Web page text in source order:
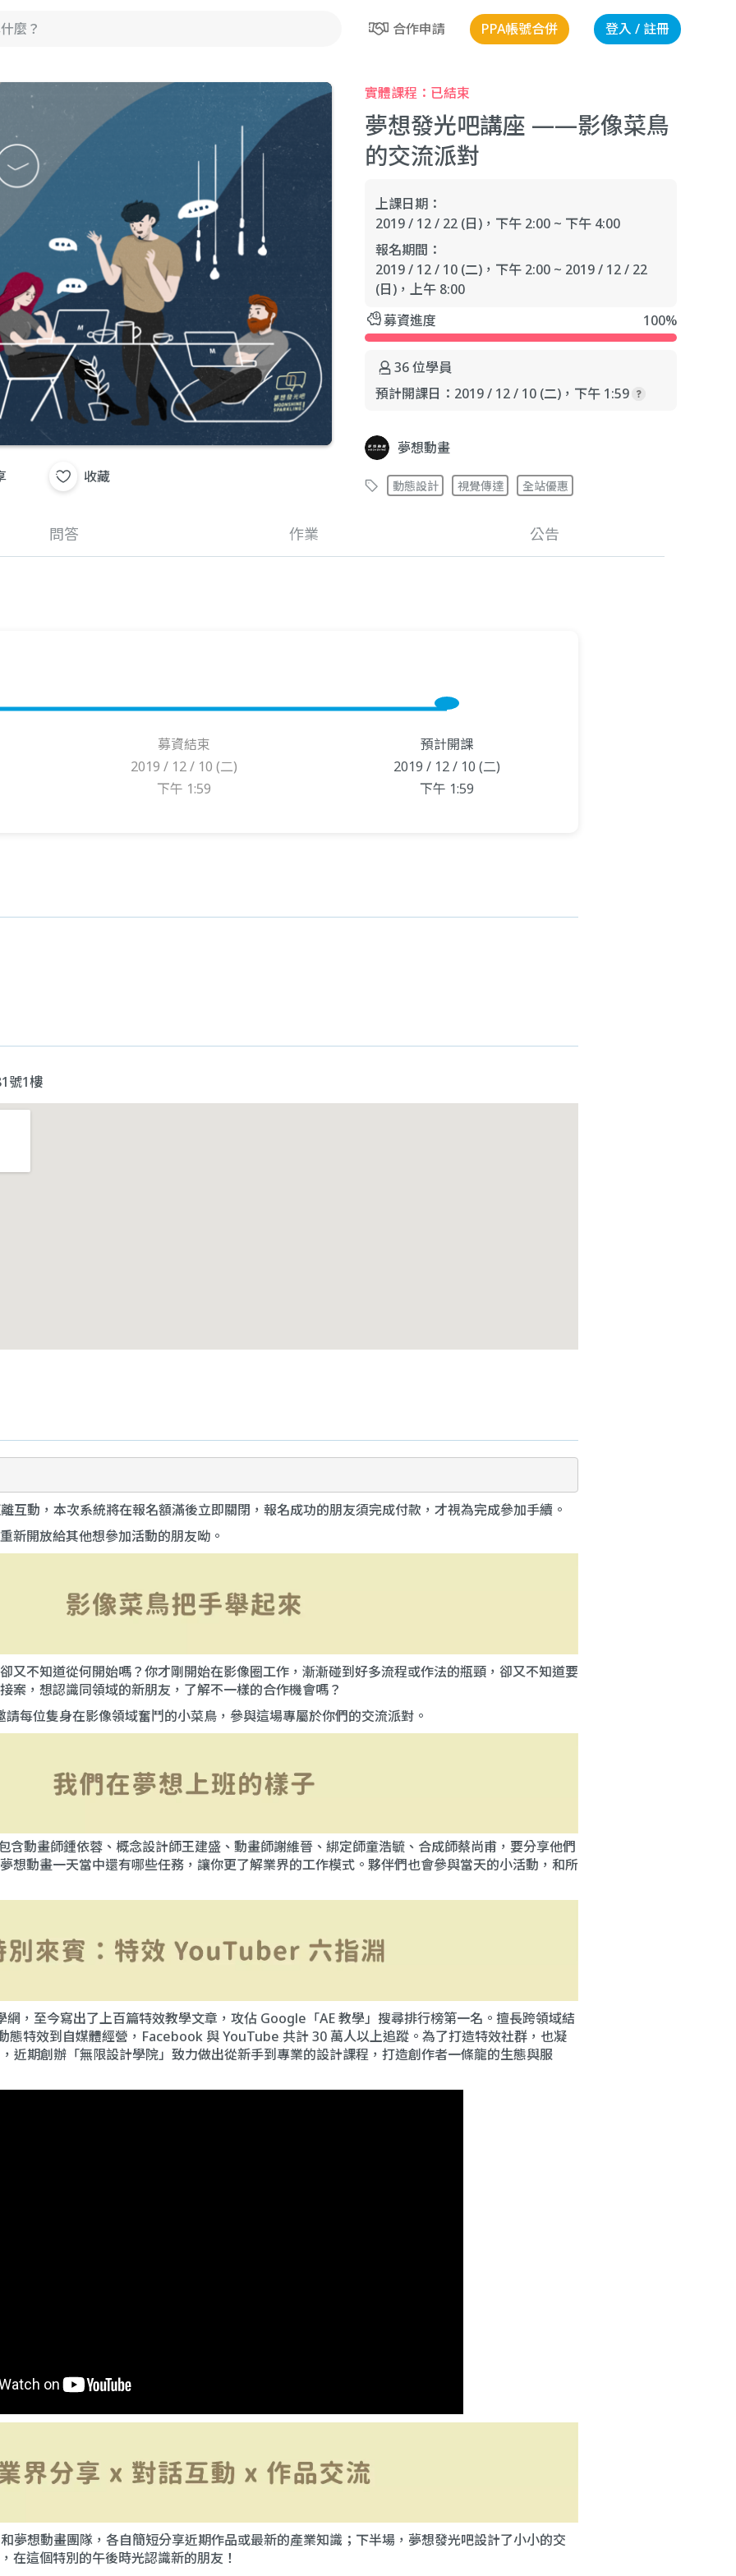
合作申請 PPA帳號合併 登入 / 註冊
收藏
實體課程： 已結束
夢想發光吧講座 ——影像菜鳥
的交流派對
上課日期：
2019 / 12 / 22 (日) ，下午 2:00 ~ 下午 4:00
報名期間：
2019 / 12 / 10 (二) ，下午 2:00 ~ 2019 / 12 / 22
(日) ，上午 8:00
募資進度
100%
36位學員
預計開課日： 2019 / 12 / 10 (二)，下午 1:59
夢想動畫
動態設計 視覺傳達 全站優惠
問答 作業 公告
預計開課
2019 / 12 / 10 (二)
下午 1:59
募資結束
2019 / 12 / 10 (二)
下午 1:59
號1樓
互動，本次系統將在報名額滿後立即關閉，報名成功的朋友須完成付款，才視為完成參加手續。
新開放給其他想參加活動的朋友呦。
又不知道從何開始嗎？你才剛開始在影像圈工作，漸漸碰到好多流程或作法的瓶頸，卻又不知道要
案，想認識同領域的新朋友，了解不一樣的合作機會嗎？
每位隻身在影像領域奮鬥的小菜鳥，參與這場專屬於你們的交流派對。
含動畫師鍾依蓉、概念設計師王建盛、動畫師謝維晉、綁定師童浩毓、合成師蔡尚甫，要分享他們
想動畫一天當中還有哪些任務，讓你更了解業界的工作模式。夥伴們也會參與當天的小活動，和所
，至今寫出了上百篇特效教學文章，攻佔 Google「AE 教學」搜尋排行榜第一名。擅長跨領域結
態特效到自媒體經營，Facebook 與 YouTube 共計 30 萬人以上追蹤。為了打造特效社群，也凝
近期創辦「無限設計學院」致力做出從新手到專業的設計課程，打造創作者一條龍的生態與服
夢想動畫團隊，各自簡短分享近期作品或最新的產業知識；下半場，夢想發光吧設計了小小的交
在這個特別的午後時光認識新的朋友！